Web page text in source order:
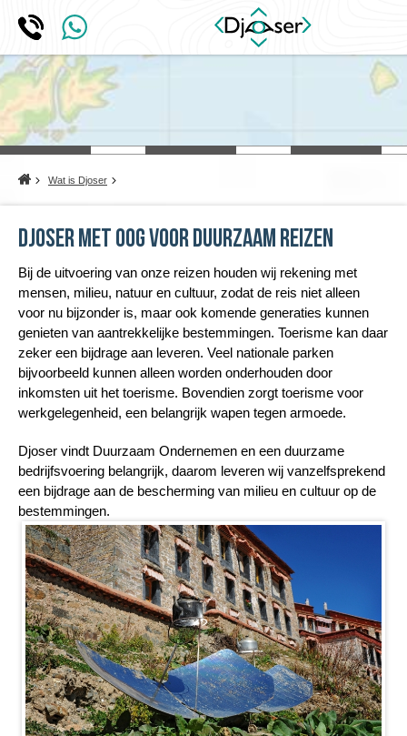
Home Wat is Djoser
Djoser met oog voor duurzaam reizen
Bij de uitvoering van onze reizen houden wij rekening met
mensen, milieu, natuur en cultuur, zodat de reis niet alleen
voor nu bijzonder is, maar ook komende generaties kunnen
genieten van aantrekkelijke bestemmingen. Toerisme kan daar
zeker een bijdrage aan leveren. Veel nationale parken
bijvoorbeeld kunnen alleen worden onderhouden door
inkomsten uit het toerisme. Bovendien zorgt toerisme voor
werkgelegenheid, een belangrijk wapen tegen armoede.
Djoser vindt Duurzaam Ondernemen en een duurzame
bedrijfsvoering belangrijk, daarom leveren wij vanzelfsprekend
een bijdrage aan de bescherming van milieu en cultuur op de
bestemmingen.